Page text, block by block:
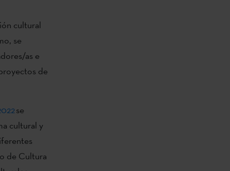
cultural
se
as e
de
se
cultural y
de Cultura